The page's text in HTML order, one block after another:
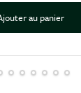
la quantité
au panier